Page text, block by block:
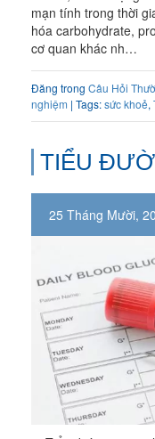
mạn tính trong thời
hóa carbohydrate,
cơ quan khác nh…
Đăng trong Câu Hỏi
nghiệm | Tags:sức khoẻ,
TIỂU
25 Tháng Mười,